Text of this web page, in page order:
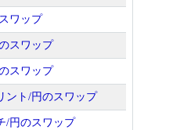
ワップ
スワップ
スワップ
ント/円のスワップ
/円のスワップ